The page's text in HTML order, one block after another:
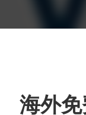
海外